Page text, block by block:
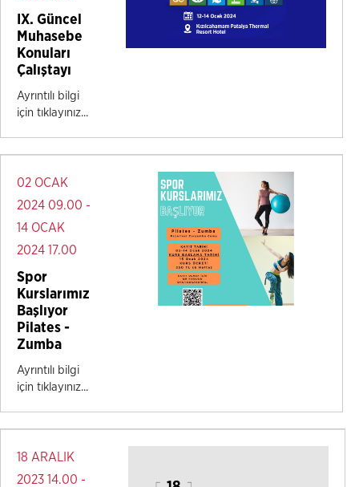
IX. Güncel
Muhasebe
Konuları
Çalıştayı
Ayrıntılı bilgi
için tıklayınız...
02 OCAK
2024 09.00 -
14 OCAK
2024 17.00
Spor
Kurslarımız
Başlıyor
Pilates -
Zumba
Ayrıntılı bilgi
için tıklayınız...
18 ARALIK
2023 14.00 -